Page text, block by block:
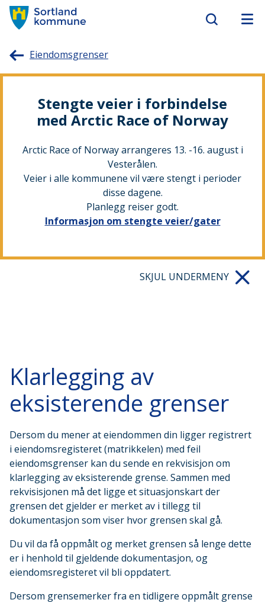
kommune
Eiendomsgrenser
Stengte veier i forbindelse
med Arctic Race of Norway
Arctic Race of Norway arrangeres 13. -16. august i
Vesterålen.
Veier i alle kommunene vil være stengt i perioder
disse dagene.
Planlegg reiser godt.
Informasjon om stengte veier/gater
SKJUL UNDERMENY
Klarlegging av
eksisterende grenser
Dersom du mener at eiendommen din ligger registrert
i eiendomsregisteret (matrikkelen) med feil
eiendomsgrenser kan du sende en rekvisisjon om
klarlegging av eksisterende grense. Sammen med
rekvisisjonen må det ligge et situasjonskart der
grensen det gjelder er merket av i tillegg til
dokumentasjon som viser hvor grensen skal gå.
Du vil da få oppmålt og merket grensen så lenge dette
er i henhold til gjeldende dokumentasjon, og
eiendomsregisteret vil bli oppdatert.
Dersom grensemerker fra en tidligere oppmålt grense